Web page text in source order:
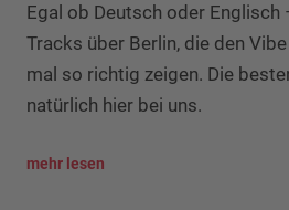
Egal ob Deutsch oder Englisch
Tracks über Berlin, die den
mal so richtig zeigen. Die
natürlich hier bei uns.
mehr lesen